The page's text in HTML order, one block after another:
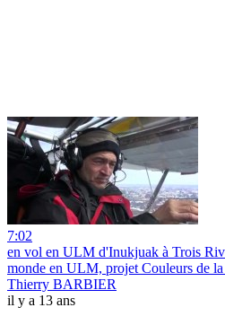
7:02
en vol en ULM d'Inukjuak à Trois
monde en ULM, projet Couleurs de
Thierry BARBIER
il y a 13 ans